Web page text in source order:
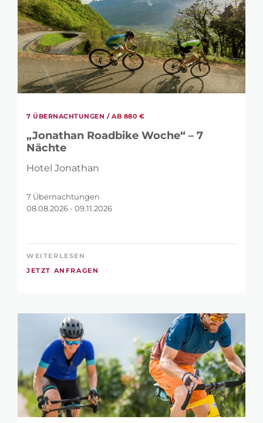
7 ÜBERNACHTUNGEN / AB 880 €
„Jonathan Roadbike Woche“ – 7
Nächte
Hotel Jonathan
7 Übernachtungen
08.08.2026 - 09.11.2026
WEITERLESEN
JETZT ANFRAGEN